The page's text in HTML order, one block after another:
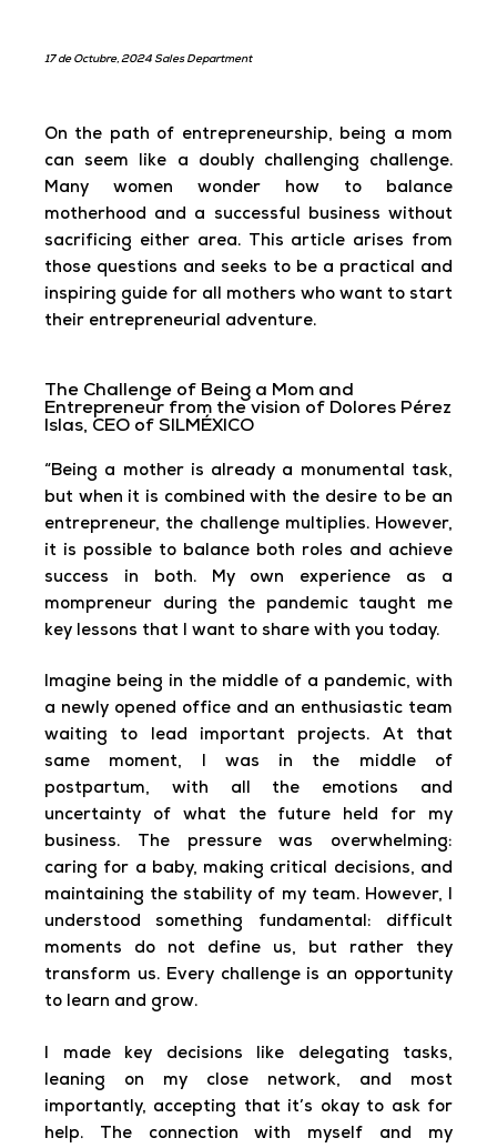
17 de Octubre, 2024 Sales Department
On the path of entrepreneurship, being a mom
can seem like a doubly challenging challenge.
Many women wonder how to balance
motherhood and a successful business without
sacrificing either area. This article arises from
those questions and seeks to be a practical and
inspiring guide for all mothers who want to start
their entrepreneurial adventure.
The Challenge of Being a Mom and
Entrepreneur from the vision of Dolores Pérez
Islas, CEO of SILMÉXICO
“Being a mother is already a monumental task,
but when it is combined with the desire to be an
entrepreneur, the challenge multiplies. However,
it is possible to balance both roles and achieve
success in both. My own experience as a
mompreneur during the pandemic taught me
key lessons that I want to share with you today.
Imagine being in the middle of a pandemic, with
a newly opened office and an enthusiastic team
waiting to lead important projects. At that
same moment, I was in the middle of
postpartum, with all the emotions and
uncertainty of what the future held for my
business. The pressure was overwhelming:
caring for a baby, making critical decisions, and
maintaining the stability of my team. However, I
understood something fundamental: difficult
moments do not define us, but rather they
transform us. Every challenge is an opportunity
to learn and grow.
I made key decisions like delegating tasks,
leaning on my close network, and most
importantly, accepting that it’s okay to ask for
help. The connection with myself and my